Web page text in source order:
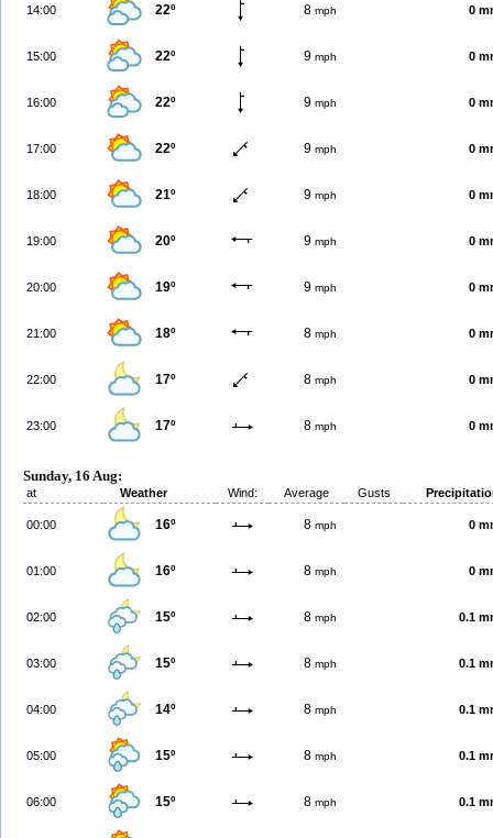
14:00 22º 8 mph 0
15:00 22º 9 mph 0
16:00 22º 9 mph 0
17:00 22º 9 mph 0
18:00 21º 9 mph 0
19:00 20º 9 mph 0
20:00 19º 9 mph 0
21:00 18º 8 mph 0
22:00 17º 8 mph 0
23:00 17º 8 mph 0
Sunday, 16 Aug:
at Weather Wind: Average Gusts
00:00 16º 8 mph 0
01:00 16º 8 mph 0
02:00 15º 8 mph 0.1
03:00 15º 8 mph 0.1
04:00 14º 8 mph 0.1
05:00 15º 8 mph 0.1
06:00 15º 8 mph 0.1